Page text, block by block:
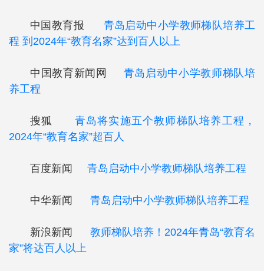
中国教育报 青岛启动中小学教师梯队培养工
程 到2024年“教育名家”达到百人以上
中国教育新闻网 青岛启动中小学教师梯队培
养工程
搜狐 青岛将实施五个教师梯队培养工程，
2024年“教育名家”超百人
百度新闻 青岛启动中小学教师梯队培养工程
中华新闻 青岛启动中小学教师梯队培养工程
新浪新闻 教师梯队培养！2024年青岛“教育名
家”将达百人以上